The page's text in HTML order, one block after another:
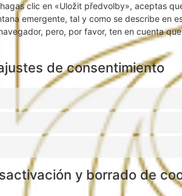
clic en «Uložit předvolby», aceptas
emergente, tal y como se describe en
pero, por favor, ten en cuenta
de consentimiento
y borrado de